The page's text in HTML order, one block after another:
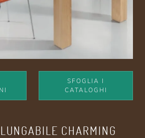
SFOGLIA I
CATALOGHI
CHARMING